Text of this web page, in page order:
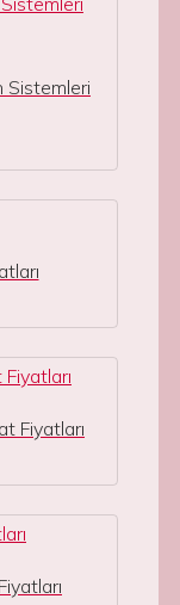
Sistemleri
Fiyatları